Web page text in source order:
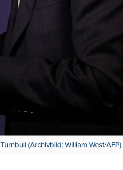
(Archivbild: William West/AFP)